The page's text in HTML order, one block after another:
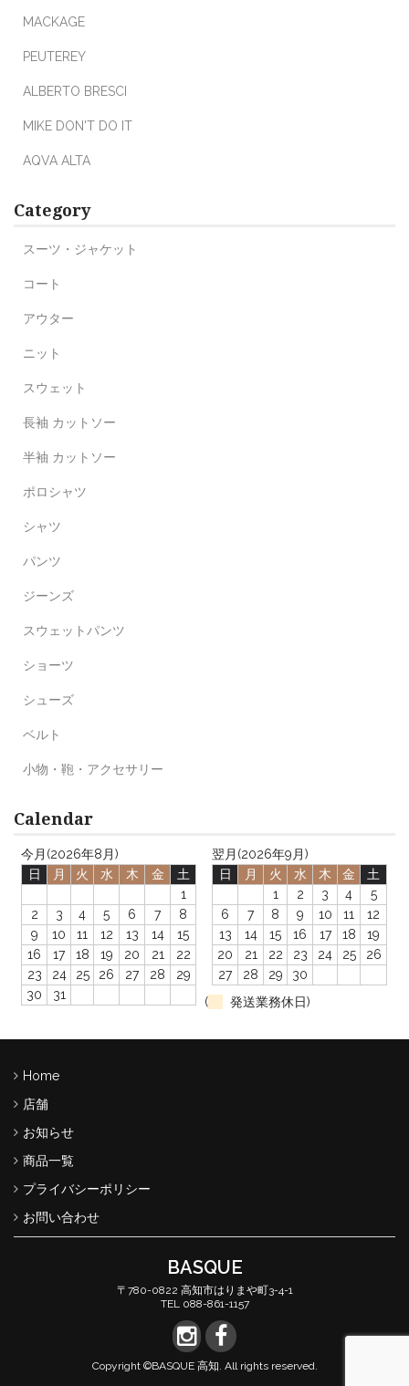
MACKAGE
PEUTEREY
ALBERTO BRESCI
MIKE DON'T DO IT
AQVA ALTA
Category
スーツ・ジャケット
コート
アウター
ニット
スウェット
長袖 カットソー
半袖 カットソー
ポロシャツ
シャツ
パンツ
ジーンズ
スウェットパンツ
ショーツ
シューズ
ベルト
小物・鞄・アクセサリー
Calendar
今月(2026年8月)
日
月 火 水 木 金
土
1
2
3 4 5 6 7
8
9
10 11 12 13 14
15
16
17 18 19 20 21
22
23
24 25 26 27 28
29
30
31
翌月(2026年9月)
日
月 火 水 木 金
土
1
2 3 4
5
6
7 8 9 10 11
12
13
14 15 16 17 18
19
20
21 22 23 24 25
26
27
28 29
30
(
発送業務休日)
Home
店舗
お知らせ
商品一覧
プライバシーポリシー
お問い合わせ
BASQUE
〒780-0822 高知市はりまや町3-4-1
TEL 088-861-1157
Copyright ©BASQUE 高知. All rights reserved.